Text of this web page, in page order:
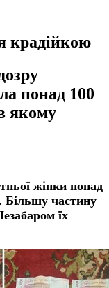
крадійкою
понад 100
якому
жінки понад
Більшу частину
їх